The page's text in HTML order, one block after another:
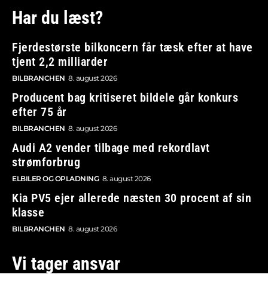
Har du læst?
Fjerdestørste bilkoncern får tæsk efter at have
tjent 2,2 milliarder
BILBRANCHEN 8. august 2026
Producent bag kritiseret bildele går konkurs
efter 75 år
BILBRANCHEN 8. august 2026
Audi A2 vender tilbage med rekordlavt
strømforbrug
ELBILER OG OPLADNING 8. august 2026
Kia PV5 ejer allerede næsten 30 procent af sin
klasse
BILBRANCHEN 8. august 2026
Vi tager ansvar